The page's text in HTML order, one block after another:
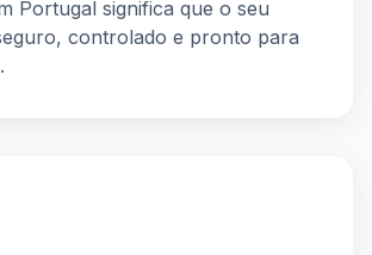
Portugal significa que o seu
controlado e pronto para